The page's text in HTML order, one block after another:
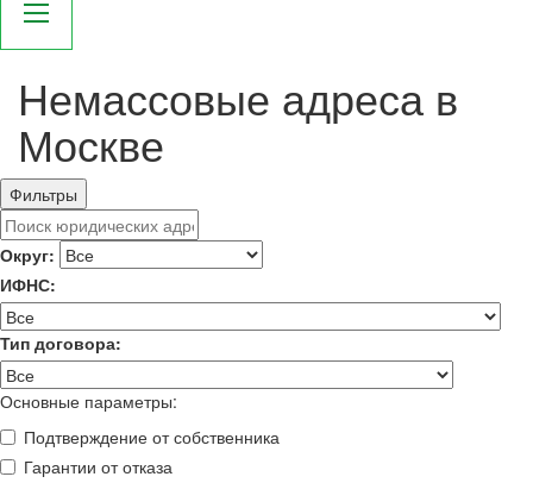
Немассовые адреса в
Москве
Фильтры
Округ:
ИФНС:
Тип договора:
Основные параметры:
Подтверждение от собственника
Гарантии от отказа